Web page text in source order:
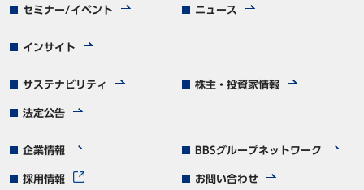
セミナー/イベント ニュース
インサイト
サステナビリティ 株主・投資家情報
法定公告
企業情報 BBSグループネットワーク
採用情報 お問い合わせ